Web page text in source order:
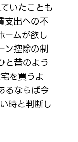
いたことも
支出への不
ームが欲し
ン控除の制
と昔のよう
を買うよ
るならば今
時と判断し